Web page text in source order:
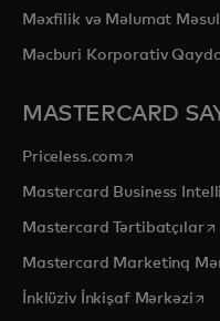
Məxfilik və Məlumat
Məcburi Korporativ
MASTERCARD
Priceless.com opens in a
Mastercard Business
Mastercard Tərtibatçılar
Mastercard Marketinq
İnklüziv İnkişaf Mərkəzi